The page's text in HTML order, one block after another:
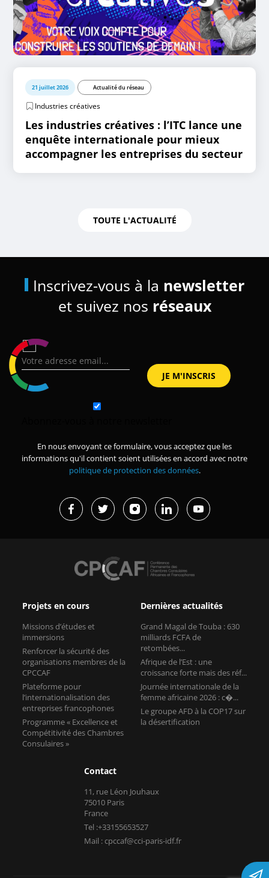
21 juillet 2026 Actualité du réseau
Industries créatives
Les industries créatives : l’ITC lance une
enquête internationale pour mieux
accompagner les entreprises du secteur
TOUTE L'ACTUALITÉ
Inscrivez-vous à la newsletter
et suivez nos réseaux
En nous envoyant ce formulaire, vous acceptez que les
informations qu'il contient soient utilisées en accord avec notre
politique de protection des données.
Projets en cours
Missions d’études et
immersions
Renforcer la sécurité des
organisations membres de la
CPCCAF
Plateforme pour
l’internationalisation des
entreprises francophones
Programme « Excellence et
Compétitivité des Chambres
Consulaires »
Dernières actualités
Grand Magal de Touba : 630
milliards FCFA de
retombées...
Afrique de l’Est : une
croissance forte mais des réf...
Journée internationale de la
femme africaine 2026 : c�...
Le groupe AFD à la COP17 sur
la désertification
Contact
11, rue Léon Jouhaux
75010 Paris
France
Tel :+33155653527
Mail : cpccaf@cci-paris-idf.fr